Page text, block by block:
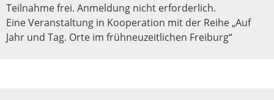
Teilnahme frei. Anmeldung nicht erforderlich.
Eine Veranstaltung in Kooperation mit der Reihe „Auf
Jahr und Tag. Orte im frühneuzeitlichen Freiburg“